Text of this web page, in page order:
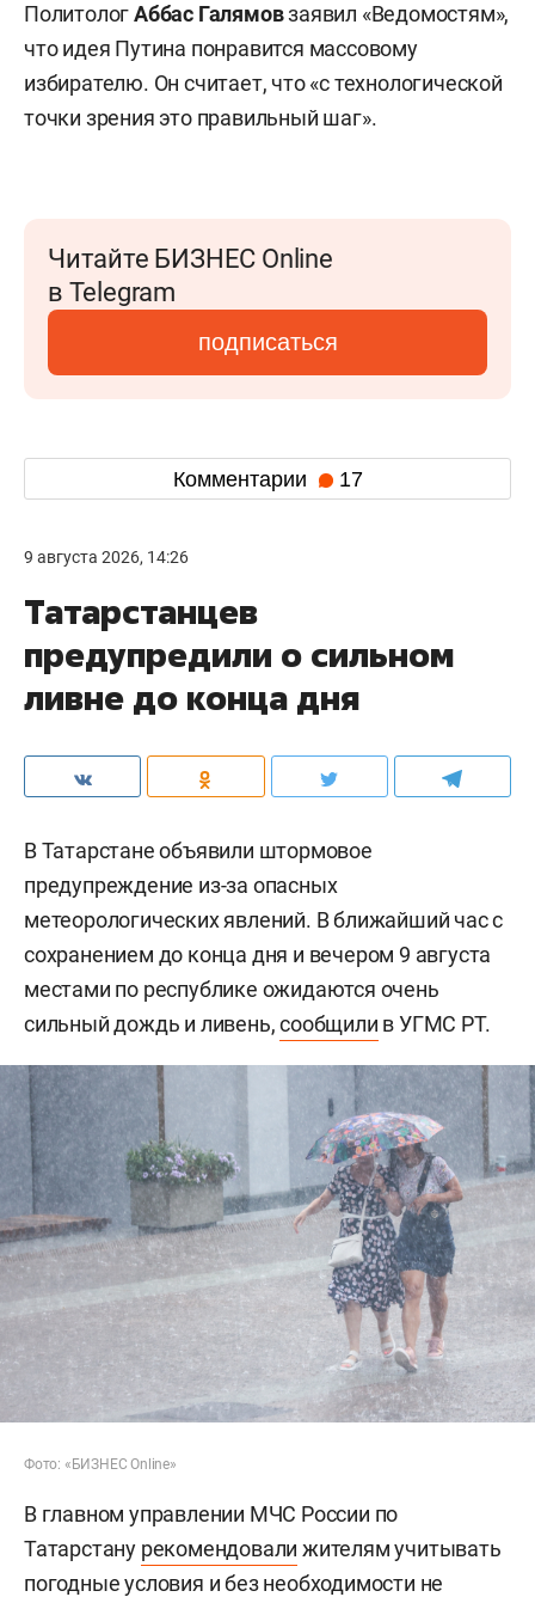
ПолитологАббас Галямовзаявил «Ведомостям»,
что идея Путина понравится массовому
избирателю. Он считает, что «с технологической
точки зрения это правильный шаг».
Читайте БИЗНЕС Online
в Telegram
подписаться
Комментарии 17
9 августа 2026, 14:26
Татарстанцев
предупредили о сильном
ливне до конца дня
В Татарстане объявили штормовое
предупреждение из-за опасных
метеорологических явлений. В ближайший час с
сохранением до конца дня и вечером 9 августа
местами по республике ожидаются очень
сильный дождь и ливень,сообщили в УГМС РТ.
Фото: «БИЗНЕС Online»
В главном управлении МЧС России по
Татарстану рекомендовали жителям учитывать
погодные условия и без необходимости не